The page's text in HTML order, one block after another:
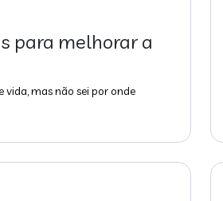
para melhorar a
mas não sei por onde